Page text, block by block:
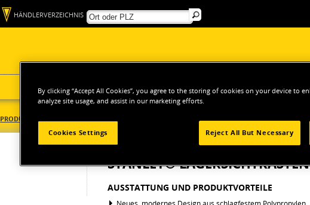
HÄNDLERVERZEICHNIS
PRODUKTE STANLEY® Lagersichtkasten 2
STANLEY®
AUSSTATTUNG UND PRODUKTVORTEILE
By clicking “Accept All Cookies”, you agree to the storing of cookies on your device to
analyze site usage, and assist in our marketing efforts.
Cookies Settings Reject All But Necessary